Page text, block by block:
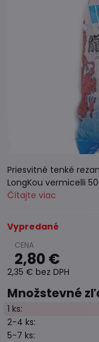
Priesvitné tenké
LongKou vermicelli
Čítajte viac
Vypredané
2,80 €
2,35 € bez DPH
Množstevné
1 ks:
2-4 ks:
5-7 ks: